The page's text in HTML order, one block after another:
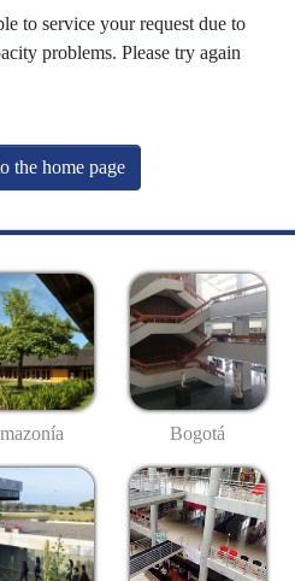
to service your request due to
problems. Please try again
the home page
Bogotá